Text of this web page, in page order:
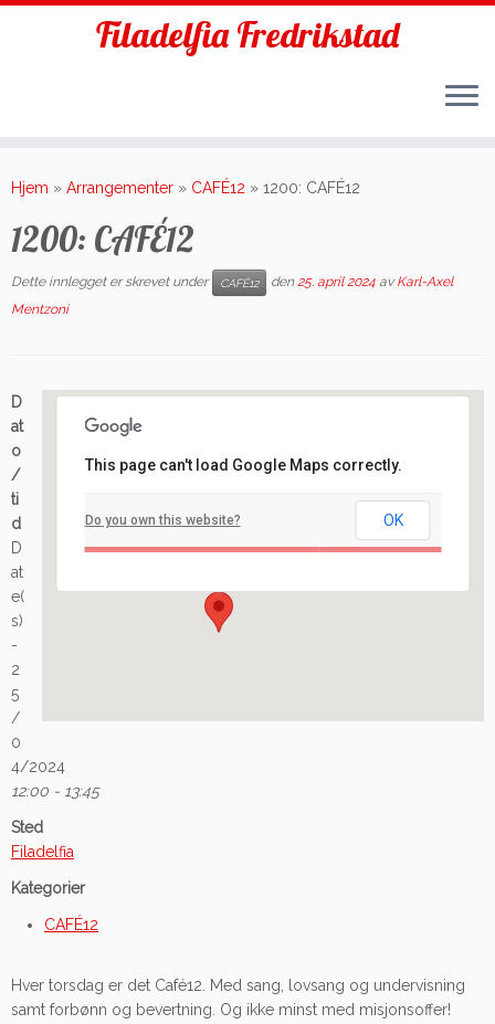
to
Filadelfia Fredrikstad
Hjem » Arrangementer » CAFÉ12 » 1200: CAFÉ12
1200: CAFÉ12
Dette innlegget er skrevet under CAFÉ12 den25. april 2024 avKarl-Axel
Mentzoni
Arrangement
This page can't load Google Maps correctly.
Do you own this website? OK
D
at
o
/
ti
d
D
at
e(
s)
-
2
5
/
0
4/2024
12:00 - 13:45
Sted
Filadelfia
Kategorier
CAFÉ12
Hver torsdag er det Café12. Med sang, lovsang og undervisning
samt forbønn og bevertning. Og ikke minst med misjonsoffer!